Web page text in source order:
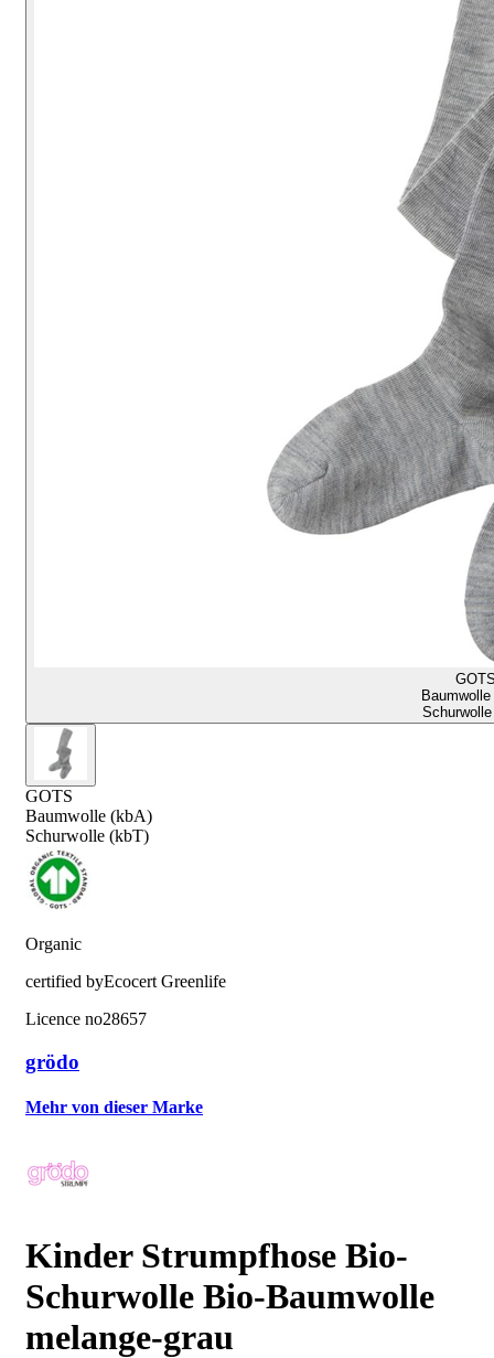
GOTS
Baumwolle (kbA)
Schurwolle (kbT)
Organic
certified byEcocert Greenlife
Licence no28657
grödo
Mehr von dieser Marke
Kinder Strumpfhose Bio-
Schurwolle Bio-Baumwolle
melange-grau